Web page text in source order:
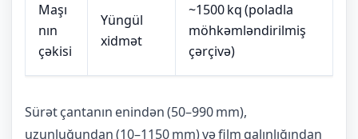
Maşı
nın
çəkisi
Yüngül
xidmət
~1500 kq (poladla
möhkəmləndirilmiş
çərçivə)
Sürət çantanın enindən (50–990 mm),
uzunluğundan (10–1150 mm) və film qalınlığından